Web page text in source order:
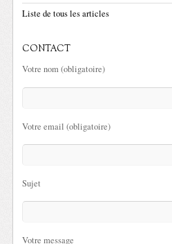
Liste de tous les articles
CONTACT
Votre nom (obligatoire)
Votre email (obligatoire)
Sujet
Votre message